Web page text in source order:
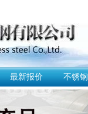
最新报价 不锈